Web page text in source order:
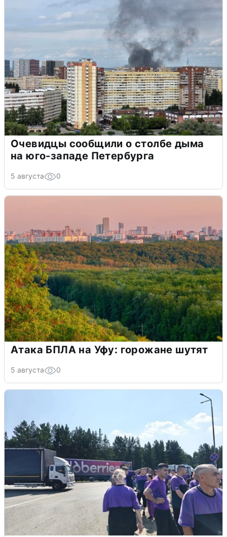
Очевидцы сообщили о столбе дыма
на юго-западе Петербурга
5 августа 0
Атака БПЛА на Уфу: горожане шутят
5 августа 0